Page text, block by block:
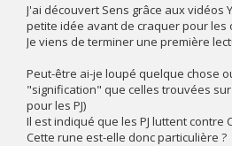
J'ai découvert Sens grâce aux
petite idée avant de craquer pour les
Je viens de terminer une première
Peut-être ai-je loupé quelque chose
"signification" que celles trouvées
pour les PJ)
Il est indiqué que les PJ luttent contre
Cette rune est-elle donc particulière ?